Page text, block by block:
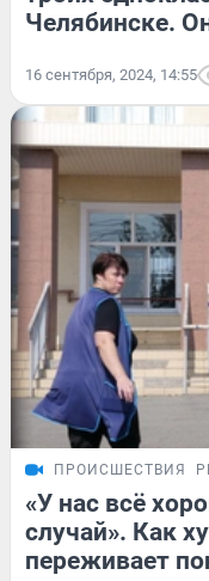
Челябинске.
16 сентября, 2024, 14:55
ПРОИСШЕСТВИЯ
«У нас всё
случай». Как
переживает